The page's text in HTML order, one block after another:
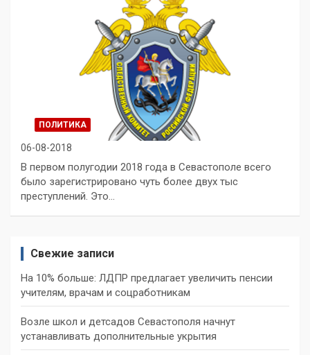
ПОЛИТИКА
06-08-2018
В первом полугодии 2018 года в Севастополе всего
было зарегистрировано чуть более двух тыс
преступлений. Это…
Свежие записи
На 10% больше: ЛДПР предлагает увеличить пенсии
учителям, врачам и соцработникам
Возле школ и детсадов Севастополя начнут
устанавливать дополнительные укрытия